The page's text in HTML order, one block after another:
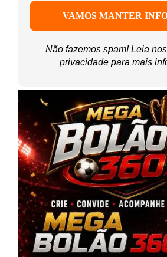
Não fazemos spam! Leia
privacidadepara mais